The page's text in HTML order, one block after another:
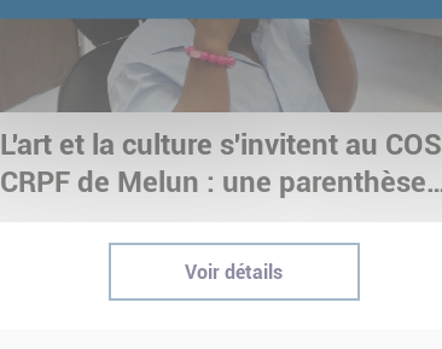
L'art et la culture s'invitent au COS
CRPF de Melun : une parenthèse
immersive pour nos stagiaires
Voir détails